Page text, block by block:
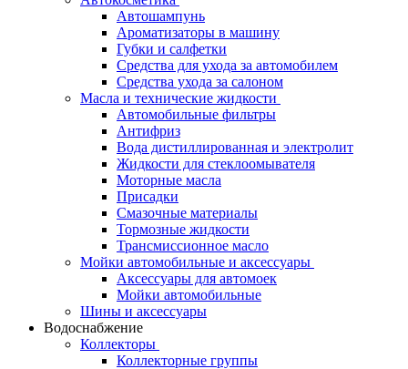
Автошампунь
Ароматизаторы в машину
Губки и салфетки
Средства для ухода за автомобилем
Средства ухода за салоном
Масла и технические жидкости
Автомобильные фильтры
Антифриз
Вода дистиллированная и электролит
Жидкости для стеклоомывателя
Моторные масла
Присадки
Смазочные материалы
Тормозные жидкости
Трансмиссионное масло
Мойки автомобильные и аксессуары
Аксессуары для автомоек
Мойки автомобильные
Шины и аксессуары
Водоснабжение
Коллекторы
Коллекторные группы